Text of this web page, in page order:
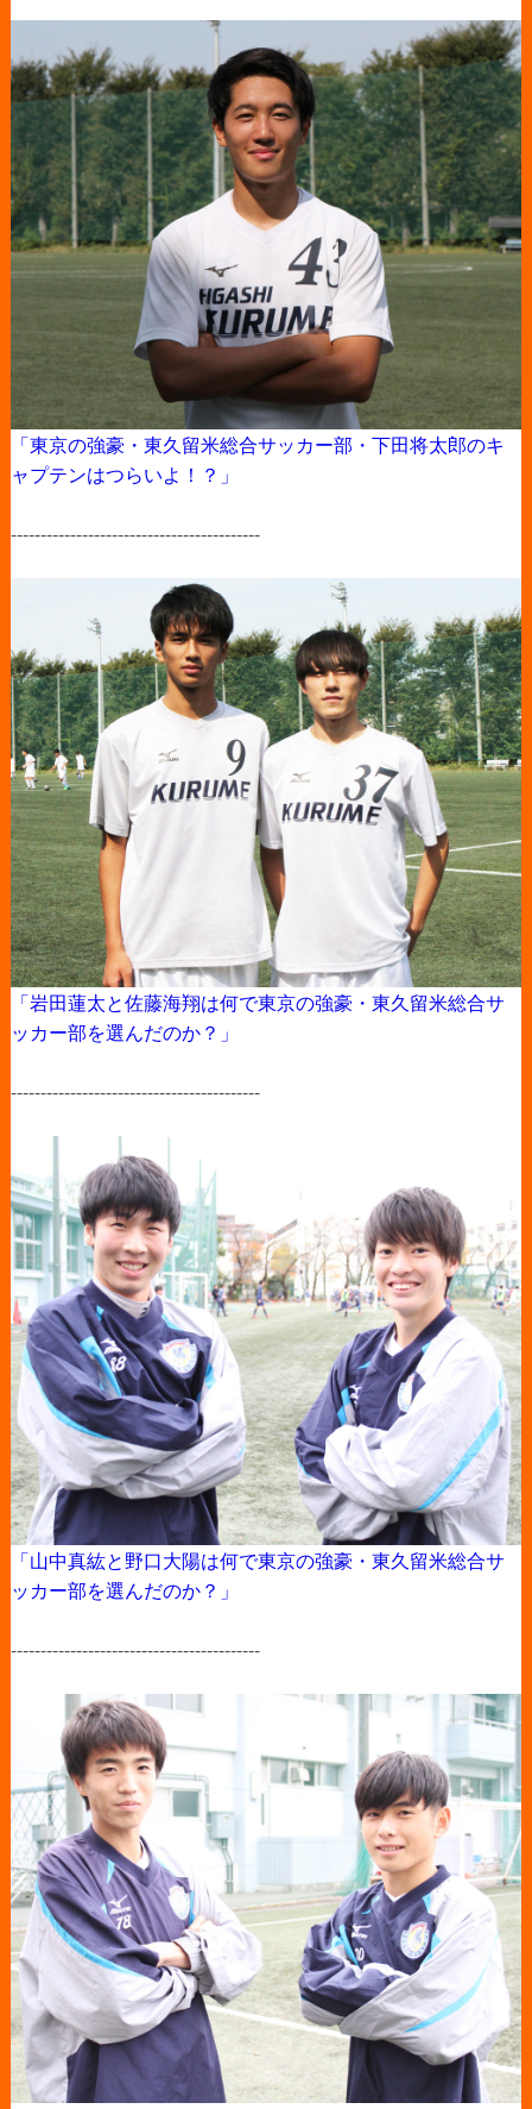
「東京の強豪・東久留米総合サッカー部・下田将太郎のキ
ャプテンはつらいよ！？」
------------------------------------------
「岩田蓮太と佐藤海翔は何で東京の強豪・東久留米総合サ
ッカー部を選んだのか？」
------------------------------------------
「山中真紘と野口大陽は何で東京の強豪・東久留米総合サ
ッカー部を選んだのか？」
------------------------------------------